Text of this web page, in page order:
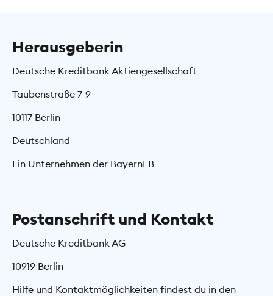
Herausgeberin
Deutsche Kreditbank Aktiengesellschaft
Taubenstraße 7-9
10117 Berlin
Deutschland
Ein Unternehmen der BayernLB
Postanschrift und Kontakt
Deutsche Kreditbank AG
10919 Berlin
Hilfe und Kontaktmöglichkeiten findest du in den